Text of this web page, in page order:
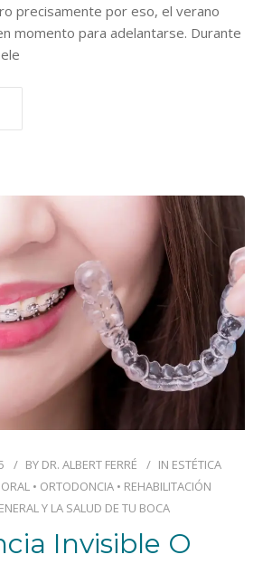
precisamente por eso, el verano
momento para adelantarse. Durante
BY DR. ALBERT FERRÉ IN ESTÉTICA
• ORTODONCIA • REHABILITACIÓN
Y LA SALUD DE TU BOCA
Invisible O